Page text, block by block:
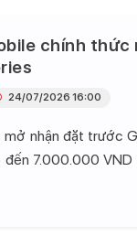
chính
mở nhận đặt trước
7.000.000
24/07/2026 16:00